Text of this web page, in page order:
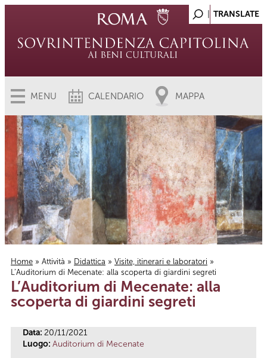
MENU CALENDARIO MAPPA
Tu sei qui
Home » Attività » Didattica » Visite, itinerari e laboratori »
L’Auditorium di Mecenate: alla scoperta di giardini segreti
L’Auditorium di Mecenate: alla
scoperta di giardini segreti
Data: 20/11/2021
Luogo: Auditorium di Mecenate